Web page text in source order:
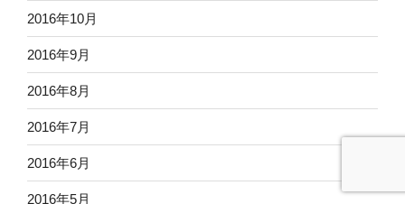
2016年10月
2016年9月
2016年8月
2016年7月
2016年6月
2016年5月